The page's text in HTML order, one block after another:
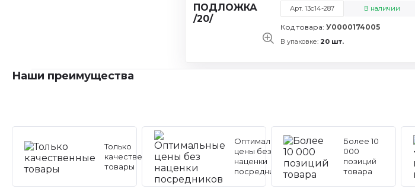
Арт. 13с14-287 В наличии
Код товара: У0000174005
В упаковке: 20 шт.
Наши преимущества
Только
качественные
товары
Оптимальные
цены без
наценки
посредников
Более 10
000
позиций
товара